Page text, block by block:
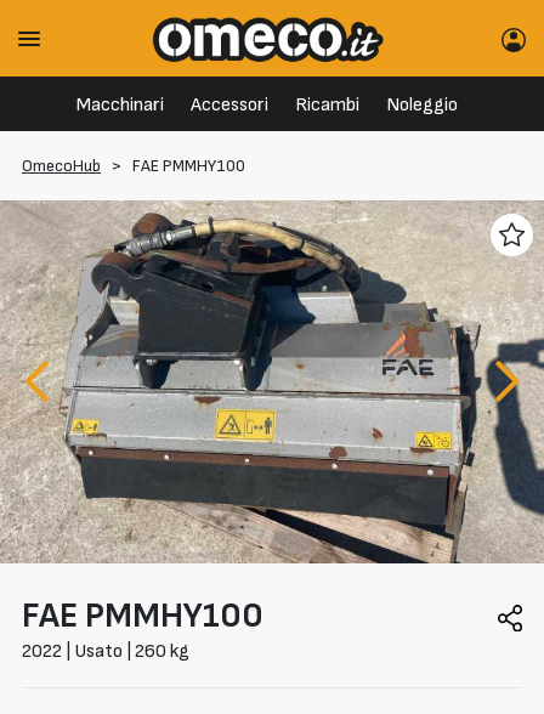
Macchinari Accessori Ricambi Noleggio
OmecoHub > FAE PMMHY100
FAE PMMHY100
2022 | Usato | 260 kg